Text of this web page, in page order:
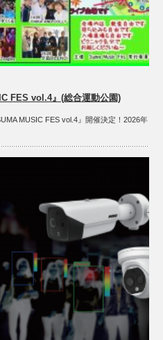
FES vol.4』(総合運動公園)
MUSIC FES vol.4』開催決定！2026年